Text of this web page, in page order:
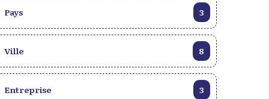
Pays 3
Ville 8
Entreprise 3